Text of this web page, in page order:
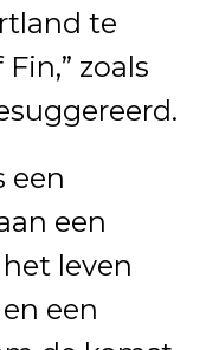
te
zoals
een
een
leven
een